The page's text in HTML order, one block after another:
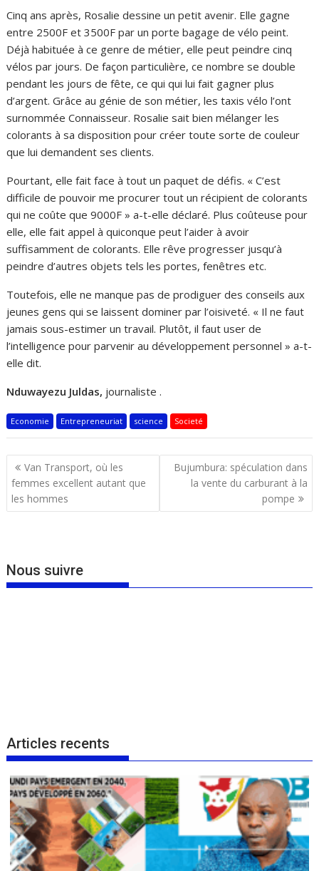
Cinq ans après, Rosalie dessine un petitavenir. Elle gagne
entre 2500F et 3500F par un porte bagage de vélo peint.
Déjà habituée à ce genre de métier, elle peutpeindre cinq
vélos par jours. De façon particulière, ce nombre se double
pendant les jours de fête, ce qui qui lui fait gagner plus
d’argent. Grâce au génie de son métier, les taxis vélo l’ont
surnommée Connaisseur. Rosaliesait bien mélanger les
colorants à sa disposition pour créer toute sorte de couleur
que lui demandentses clients.
Pourtant, elle fait face à tout un paquet de défis. « C’est
difficile de pouvoir me procurer tout un récipient de colorants
qui ne coûte que 9000F » a-t-elle déclaré. Plus coûteuse pour
elle, elle fait appel à quiconque peut l’aider à avoir
suffisamment de colorants. Elle rêve progresser jusqu’à
peindre d’autres objets tels les portes, fenêtres etc.
Toutefois, elle ne manque pas de prodiguer des conseils aux
jeunes gens qui se laissent dominer par l’oisiveté. « Il ne faut
jamais sous-estimer un travail. Plutôt, il faut user de
l’intelligence pour parvenir au développement personnel » a-t-
elle dit.
Nduwayezu Juldas, journaliste.
Economie Entrepreneuriat science Societé
Navigation
de
l’article
Van Transport, où les
femmes excellent autant que
les hommes
Bujumbura: spéculation dans
la vente du carburant à la
pompe
Nous suivre
Articles recents